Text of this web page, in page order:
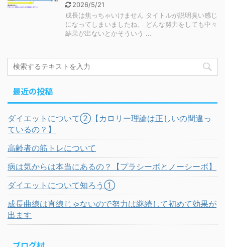
2026/5/21
成長は焦っちゃいけません タイトルが説明臭い感じ
になってしまいましたね。 どんな努力をしても中々
結果が出ないとかそういう ...
最近の投稿
ダイエットについて②【カロリー理論は正しいの間違っ
ているの？】
高齢者の筋トレについて
病は気からは本当にあるの？【プラシーボとノーシーボ】
ダイエットについて知ろう①
成長曲線は直線じゃないので努力は継続して初めて効果が
出ます